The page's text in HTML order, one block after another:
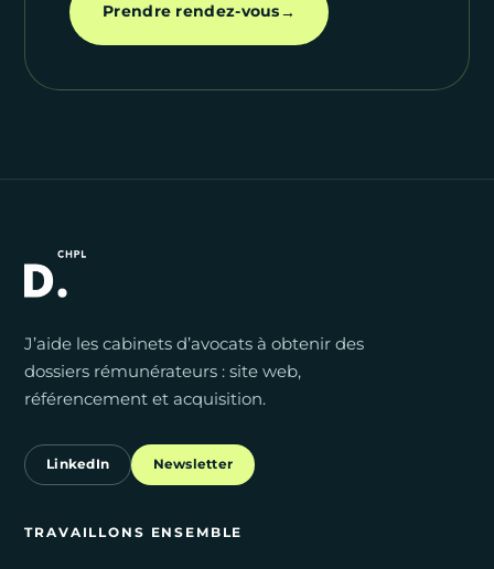
Prendre rendez-vous→
J’aide les cabinets d’avocats à obtenir des
dossiers rémunérateurs : site web,
référencement et acquisition.
LinkedIn Newsletter
TRAVAILLONS ENSEMBLE